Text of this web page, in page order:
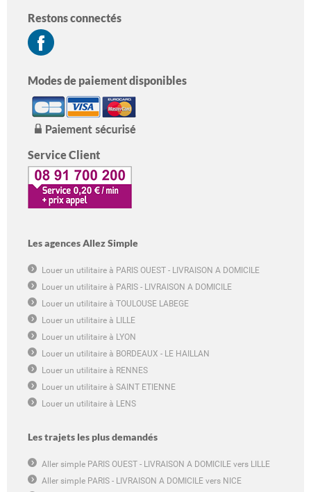
Restons connectés
Modes de paiement disponibles
Service Client
Les agences Allez Simple
Louer un utilitaire à PARIS OUEST - LIVRAISON A DOMICILE
Louer un utilitaire à PARIS - LIVRAISON A DOMICILE
Louer un utilitaire à TOULOUSE LABEGE
Louer un utilitaire à LILLE
Louer un utilitaire à LYON
Louer un utilitaire à BORDEAUX - LE HAILLAN
Louer un utilitaire à RENNES
Louer un utilitaire à SAINT ETIENNE
Louer un utilitaire à LENS
Les trajets les plus demandés
Aller simple PARIS OUEST - LIVRAISON A DOMICILE vers LILLE
Aller simple PARIS - LIVRAISON A DOMICILE vers NICE